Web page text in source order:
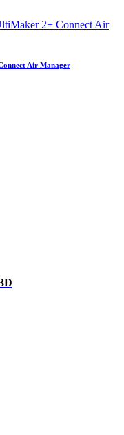
Air Manager